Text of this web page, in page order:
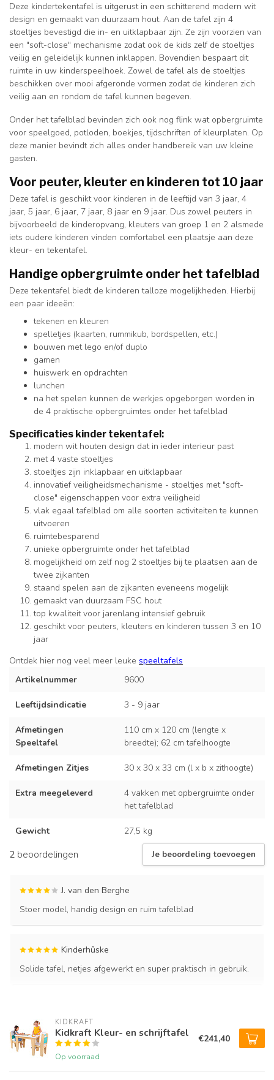
Deze kindertekentafel is uitgerust in een schitterend modern wit
design en gemaakt van duurzaam hout. Aan de tafel zijn 4
stoeltjes bevestigd die in- en uitklapbaar zijn. Ze zijn voorzien van
een "soft-close" mechanisme zodat ook de kids zelf de stoeltjes
veilig en geleidelijk kunnen inklappen. Bovendien bespaart dit
ruimte in uw kinderspeelhoek. Zowel de tafel als de stoeltjes
beschikken over mooi afgeronde vormen zodat de kinderen zich
veilig aan en rondom de tafel kunnen begeven.
Onder het tafelblad bevinden zich ook nog flink wat opbergruimte
voor speelgoed, potloden, boekjes, tijdschriften of kleurplaten. Op
deze manier bevindt zich alles onder handbereik van uw kleine
gasten.
Voor peuter, kleuter en kinderen tot 10 jaar
Deze tafel is geschikt voor kinderen in de leeftijd van 3 jaar, 4
jaar, 5 jaar, 6 jaar, 7 jaar, 8 jaar en 9 jaar. Dus zowel peuters in
bijvoorbeeld de kinderopvang, kleuters van groep 1 en 2 alsmede
iets oudere kinderen vinden comfortabel een plaatsje aan deze
kleur- en tekentafel.
Handige opbergruimte onder het tafelblad
Deze tekentafel biedt de kinderen talloze mogelijkheden. Hierbij
een paar ideeën:
tekenen en kleuren
spelletjes (kaarten, rummikub, bordspellen, etc.)
bouwen met lego en/of duplo
gamen
huiswerk en opdrachten
lunchen
na het spelen kunnen de werkjes opgeborgen worden in
de 4 praktische opbergruimtes onder het tafelblad
Specificaties kinder tekentafel:
modern wit houten design dat in ieder interieur past
met 4 vaste stoeltjes
stoeltjes zijn inklapbaar en uitklapbaar
innovatief veiligheidsmechanisme - stoeltjes met "soft-
close" eigenschappen voor extra veiligheid
vlak egaal tafelblad om alle soorten activiteiten te kunnen
uitvoeren
ruimtebesparend
unieke opbergruimte onder het tafelblad
mogelijkheid om zelf nog 2 stoeltjes bij te plaatsen aan de
twee zijkanten
staand spelen aan de zijkanten eveneens mogelijk
gemaakt van duurzaam FSC hout
top kwaliteit voor jarenlang intensief gebruik
geschikt voor peuters, kleuters en kinderen tussen 3 en 10
jaar
Ontdek hier nog veel meer leuke speeltafels
Artikelnummer
9600
Leeftijdsindicatie 3 - 9 jaar
Afmetingen
Speeltafel
110 cm x 120 cm (lengte x
breedte); 62 cm tafelhoogte
Afmetingen Zitjes 30 x 30 x 33 cm (l x b x zithoogte)
Extra meegeleverd
4 vakken met opbergruimte onder
het tafelblad
Gewicht 27,5 kg
2 beoordelingen Je beoordeling toevoegen
J. van den Berghe
Stoer model, handig design en ruim tafelblad
Kinderhûske
Solide tafel, netjes afgewerkt en super praktisch in gebruik.
KIDKRAFT
Kidkraft Kleur- en schrijftafel
Op voorraad
€241,40